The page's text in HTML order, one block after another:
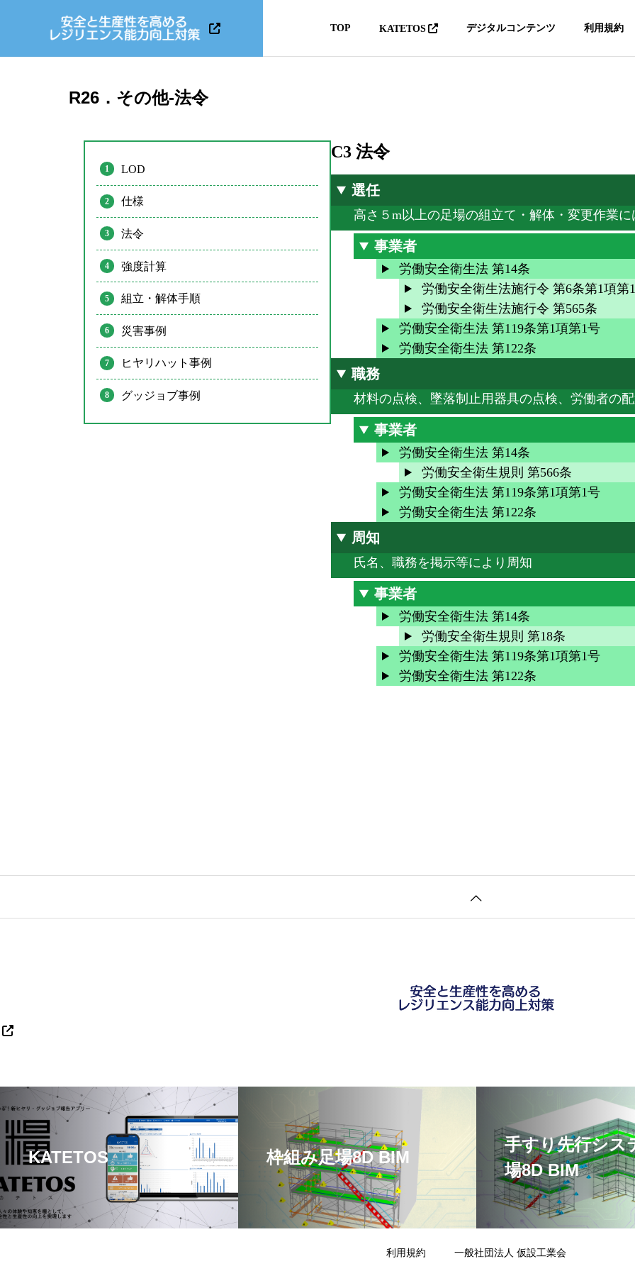
TOP KATETOS デジタルコンテンツ 利用規約
KATETOS
8D BIM安全衛生情報デジ
タルパッケージ
メタバースレジ
育
R26．その他-法令
LOD
仕様
法令
強度計算
組立・解体手順
災害事例
ヒヤリハット事例
グッジョブ事例
C3 法令
選任
高さ５m以上の足場の組立て・解体・変更作業
事業者
労働安全衛生法 第14条
労働安全衛生法施行令 第6条第1項第
労働安全衛生法施行令 第565条
労働安全衛生法 第119条第1項第1号
労働安全衛生法 第122条
職務
材料の点検、墜落制止用器具の点検、労働者の
事業者
労働安全衛生法 第14条
労働安全衛生規則 第566条
労働安全衛生法 第119条第1項第1号
労働安全衛生法 第122条
周知
氏名、職務を掲示等により周知
事業者
労働安全衛生法 第14条
労働安全衛生規則 第18条
労働安全衛生法 第119条第1項第1号
労働安全衛生法 第122条
KATETOS 枠組み足場8D BIM
手すり先行シス
場8D BIM
利用規約 一般社団法人 仮設工業会